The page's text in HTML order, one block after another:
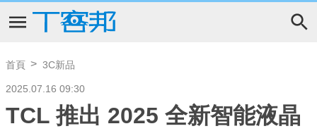
首頁 3C新品
2025.07.16 09:30
TCL 推出 2025 全新智能液晶